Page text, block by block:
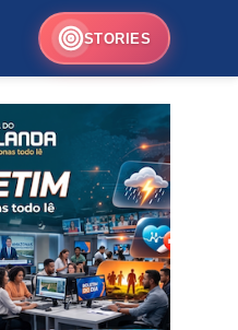
STORIES